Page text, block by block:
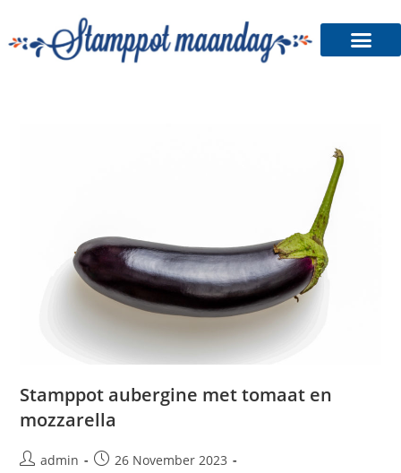
Stamppot aubergine met tomaat en
mozzarella
admin
26 November 2023